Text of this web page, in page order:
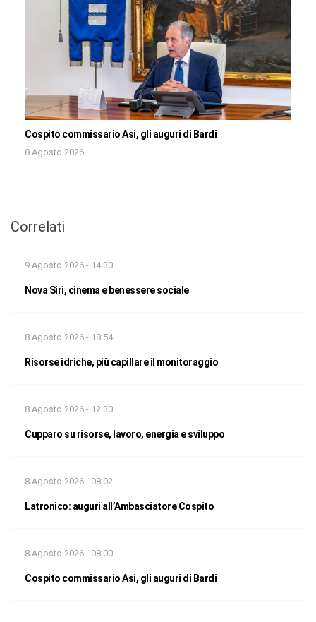
Cospito commissario Asi, gli auguri di Bardi
8 Agosto 2026
Correlati
9 Agosto 2026 - 14:30
Nova Siri, cinema e benessere sociale
8 Agosto 2026 - 18:54
Risorse idriche, più capillare il monitoraggio
8 Agosto 2026 - 12:30
Cupparo su risorse, lavoro, energia e sviluppo
8 Agosto 2026 - 08:02
Latronico: auguri all’Ambasciatore Cospito
8 Agosto 2026 - 08:00
Cospito commissario Asi, gli auguri di Bardi